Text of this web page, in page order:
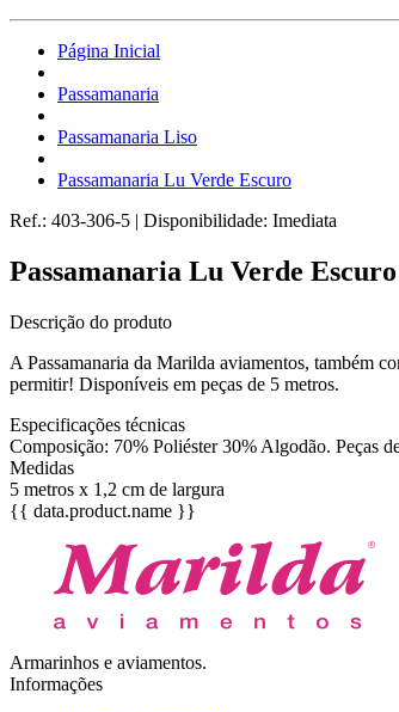
Página Inicial
Passamanaria
Passamanaria Liso
Passamanaria Lu Verde Escuro
Ref.: 403-306-5 | Disponibilidade: Imediata
Passamanaria Lu Verde Escuro
Descrição do produto
A Passamanaria da Marilda aviamentos, também
permitir! Disponíveis em peças de 5 metros.
Especificações técnicas
Composição: 70% Poliéster 30% Algodão. Peças
Medidas
5 metros x 1,2 cm de largura
{{ data.product.name }}
Armarinhos e aviamentos.
Informações